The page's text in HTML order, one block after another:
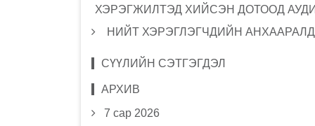
ХЭРЭГЖИЛТЭД ХИЙСЭН ДОТООД
НИЙТ ХЭРЭГЛЭГЧДИЙН АНХААРАЛД
СҮҮЛИЙН СЭТГЭГДЭЛ
АРХИВ
7 сар 2026